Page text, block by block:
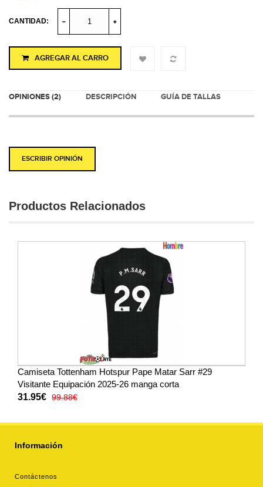
CANTIDAD:
AGREGAR AL CARRO
OPINIONES (2) DESCRIPCIÓN GUÍA DE TALLAS
ESCRIBIR OPINIÓN
Productos Relacionados
Camiseta Tottenham Hotspur Pape Matar Sarr #29
Visitante Equipación 2025-26 manga corta
31.95€ 99.88€
Información
Contáctenos